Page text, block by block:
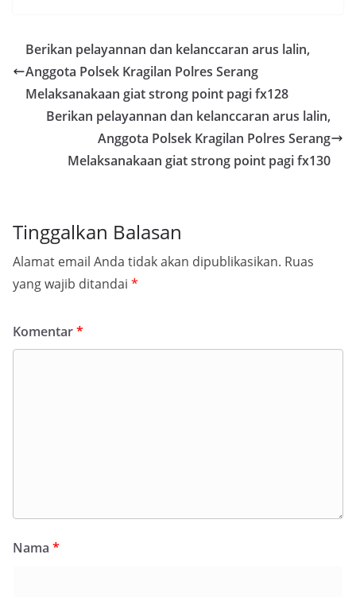
Berikan pelayannan dan kelanccaran arus lalin,
Anggota Polsek Kragilan Polres Serang
Melaksanakaan giat strong point pagi fx128
Berikan pelayannan dan kelanccaran arus lalin,
Anggota Polsek Kragilan Polres Serang
Melaksanakaan giat strong point pagi fx130
Tinggalkan Balasan
Alamat email Anda tidak akan dipublikasikan. Ruas
yang wajib ditandai *
Komentar*
Nama *